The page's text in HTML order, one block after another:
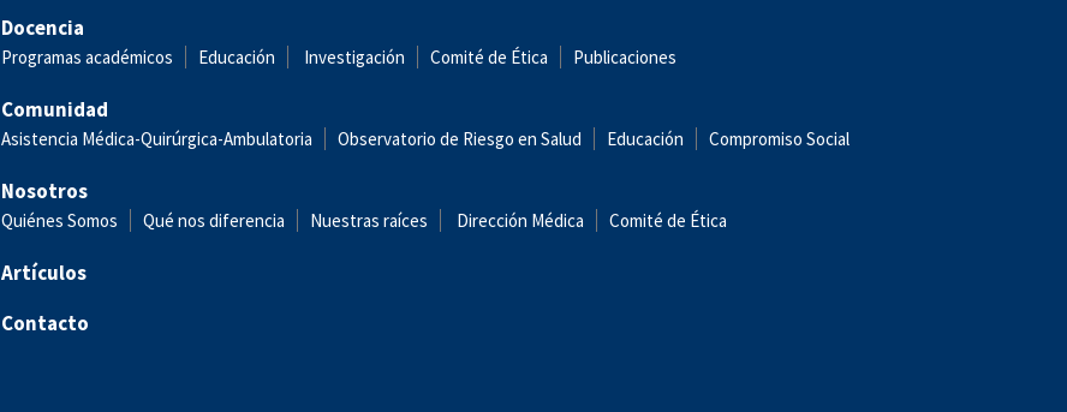
Docencia
Programas académicos Educación Investigación Comité de Ética Publicaciones
Comunidad
Asistencia Médica-Quirúrgica-Ambulatoria Observatorio de Riesgo en Salud Educación Compromiso Social
Nosotros
Quiénes Somos Qué nos diferencia Nuestras raíces Dirección Médica Comité de Ética
Artículos
Contacto